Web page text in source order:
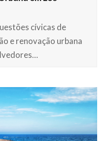
cívicas de
e renovação urbana